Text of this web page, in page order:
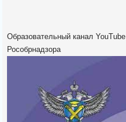
Образовательный канал YouTube
Рособрнадзора